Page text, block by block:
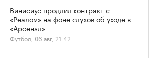
Винисиус продлил контракт с
«Реалом» на фоне слухов об уходе в
«Арсенал»
Футбол, 06 авг, 21:42